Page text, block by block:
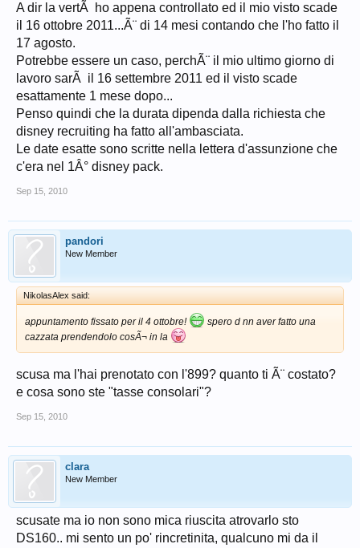
A dir la vertÃ ho appena controllato ed il mio visto scade
il 16 ottobre 2011...Ã¨ di 14 mesi contando che l'ho fatto il
17 agosto.
Potrebbe essere un caso, perchÃ¨ il mio ultimo giorno di
lavoro sarÃ il 16 settembre 2011 ed il visto scade
esattamente 1 mese dopo...
Penso quindi che la durata dipenda dalla richiesta che
disney recruiting ha fatto all'ambasciata.
Le date esatte sono scritte nella lettera d'assunzione che
c'era nel 1Â° disney pack.
Sep 15, 2010
pandori
New Member
NikolasAlex said:
appuntamento fissato per il 4 ottobre!
spero d nn aver fatto una
cazzata prendendolo cosÃ¬ in la
scusa ma l'hai prenotato con l'899? quanto ti Ã¨ costato?
e cosa sono ste "tasse consolari"?
Sep 15, 2010
clara
New Member
scusate ma io non sono mica riuscita atrovarlo sto
DS160.. mi sento un po' rincretinita, qualcuno mi da il